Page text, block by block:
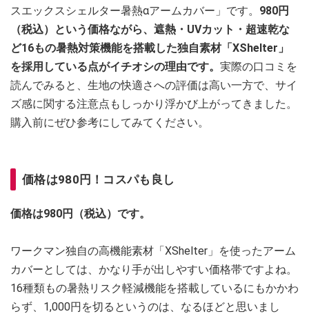
スエックスシェルター暑熱αアームカバー」です。 980円
（税込）という価格ながら、遮熱・UVカット・超速乾な
ど16もの暑熱対策機能を搭載した独自素材「XShelter」
を採用している点がイチオシの理由です。 実際の口コミを
読んでみると、生地の快適さへの評価は高い一方で、サイ
ズ感に関する注意点もしっかり浮かび上がってきました。
購入前にぜひ参考にしてみてください。
価格は980円！コスパも良し
価格は980円（税込）です。
ワークマン独自の高機能素材「XShelter」を使ったアーム
カバーとしては、かなり手が出しやすい価格帯ですよね。
16種類もの暑熱リスク軽減機能を搭載しているにもかかわ
らず、1,000円を切るというのは、なるほどと思いまし